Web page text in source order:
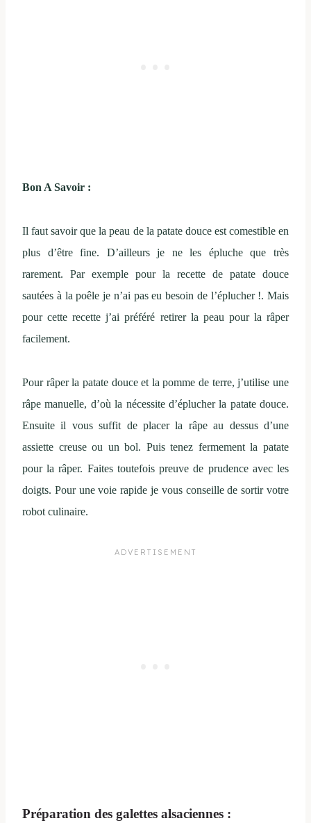
Bon A Savoir :
Il faut savoir que la peau de la patate douce est comestible en
plus d’être fine. D’ailleurs je ne les épluche que très
rarement. Par exemple pour la recette de patate douce
sautées à la poêle je n’ai pas eu besoin de l’éplucher !. Mais
pour cette recette j’ai préféré retirer la peau pour la râper
facilement.
Pour râper la patate douce et la pomme de terre, j’utilise une
râpe manuelle, d’où la nécessite d’éplucher la patate douce.
Ensuite il vous suffit de placer la râpe au dessus d’une
assiette creuse ou un bol. Puis tenez fermement la patate
pour la râper. Faites toutefois preuve de prudence avec les
doigts. Pour une voie rapide je vous conseille de sortir votre
robot culinaire.
Préparation des galettes alsaciennes :